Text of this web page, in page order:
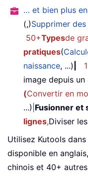
… et bien plus
(,)Supprimer
50+Typesde
pratiques(
naissance, ...)
image depuis un
(Convertir en
...) Fusionner et
lignes,Diviser
Utilisez Kutools
disponible en
chinois et 40+